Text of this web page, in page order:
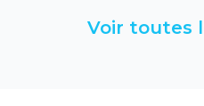
Voir toutes